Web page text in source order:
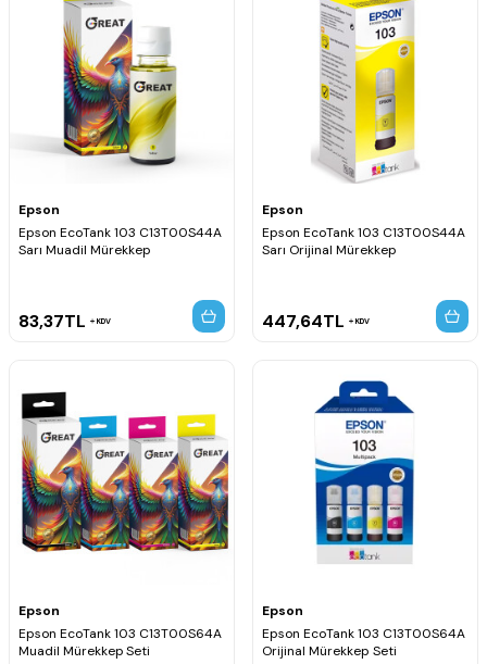
Epson
Epson EcoTank 103 C13T00S44A
Sarı Muadil Mürekkep
83,37TL KDV
Epson
Epson EcoTank 103 C13T00S44A
Sarı Orijinal Mürekkep
447,64TL KDV
Epson
Epson EcoTank 103 C13T00S64A
Muadil Mürekkep Seti
Epson
Epson EcoTank 103 C13T00S64A
Orijinal Mürekkep Seti